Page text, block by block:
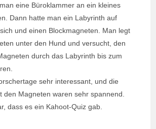
eine Büroklammer an ein kleines
Dann hatte man ein Labyrinth auf
und einen Blockmagneten. Man legt
unter den Hund und versucht, den
durch das Labyrinth bis zum
sehr interessant, und die
den Magneten waren sehr spannend.
dass es ein Kahoot-Quiz gab.